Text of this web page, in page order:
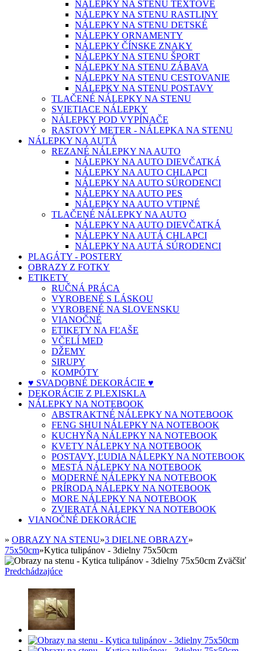
NÁLEPKY NA STENU TEXTOVÉ
NÁLEPKY NA STENU RASTLINY
NÁLEPKY NA STENU DETSKÉ
NÁLEPKY ORNAMENTY
NÁLEPKY ČÍNSKE ZNAKY
NÁLEPKY NA STENU ŠPORT
NÁLEPKY NA STENU ZÁBAVA
NÁLEPKY NA STENU CESTOVANIE
NÁLEPKY NA STENU POSTAVY
TLAČENÉ NÁLEPKY NA STENU
SVIETIACE NÁLEPKY
NÁLEPKY POD VYPÍNAČE
RASTOVÝ METER - NÁLEPKA NA STENU
NÁLEPKY NA AUTÁ
REZANÉ NÁLEPKY NA AUTO
NÁLEPKY NA AUTO DIEVČATKÁ
NÁLEPKY NA AUTO CHLAPCI
NÁLEPKY NA AUTO SÚRODENCI
NÁLEPKY NA AUTO PES
NÁLEPKY NA AUTO VTIPNÉ
TLAČENÉ NÁLEPKY NA AUTO
NÁLEPKY NA AUTO DIEVČATKÁ
NÁLEPKY NA AUTÁ CHLAPCI
NÁLEPKY NA AUTÁ SÚRODENCI
PLAGÁTY - POSTERY
OBRAZY Z FOTKY
ETIKETY
RUČNÁ PRÁCA
VYROBENÉ S LÁSKOU
VYROBENÉ NA SLOVENSKU
VIANOČNÉ
ETIKETY NA FĽAŠE
VČELÍ MED
DŽEMY
SIRUPY
KOMPÓTY
♥ SVADOBNÉ DEKORÁCIE ♥
DEKORÁCIE Z PLEXISKLA
NÁLEPKY NA NOTEBOOK
ABSTRAKTNÉ NÁLEPKY NA NOTEBOOK
FENG SHUI NÁLEPKY NA NOTEBOOK
KUCHYŇA NÁLEPKY NA NOTEBOOK
KVETY NÁLEPKY NA NOTEBOOK
POSTAVY, ĽUDIA NÁLEPKY NA NOTEBOOK
MESTÁ NÁLEPKY NA NOTEBOOK
MODERNÉ NÁLEPKY NA NOTEBOOK
PRÍRODA NÁLEPKY NA NOTEBOOK
MORE NÁLEPKY NA NOTEBOOK
ZVIERATÁ NÁLEPKY NA NOTEBOOK
VIANOČNÉ DEKORÁCIE
» OBRAZY NA STENU»3 DIELNE OBRAZY»
75x50cm»Kytica tulipánov - 3dielny 75x50cm
Zväčšiť
Predchádzajúce